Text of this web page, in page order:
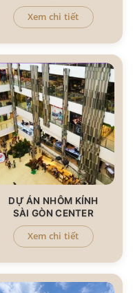
Xem chi tiết
DỰ ÁN NHÔM KÍNH
SÀI GÒN CENTER
Xem chi tiết